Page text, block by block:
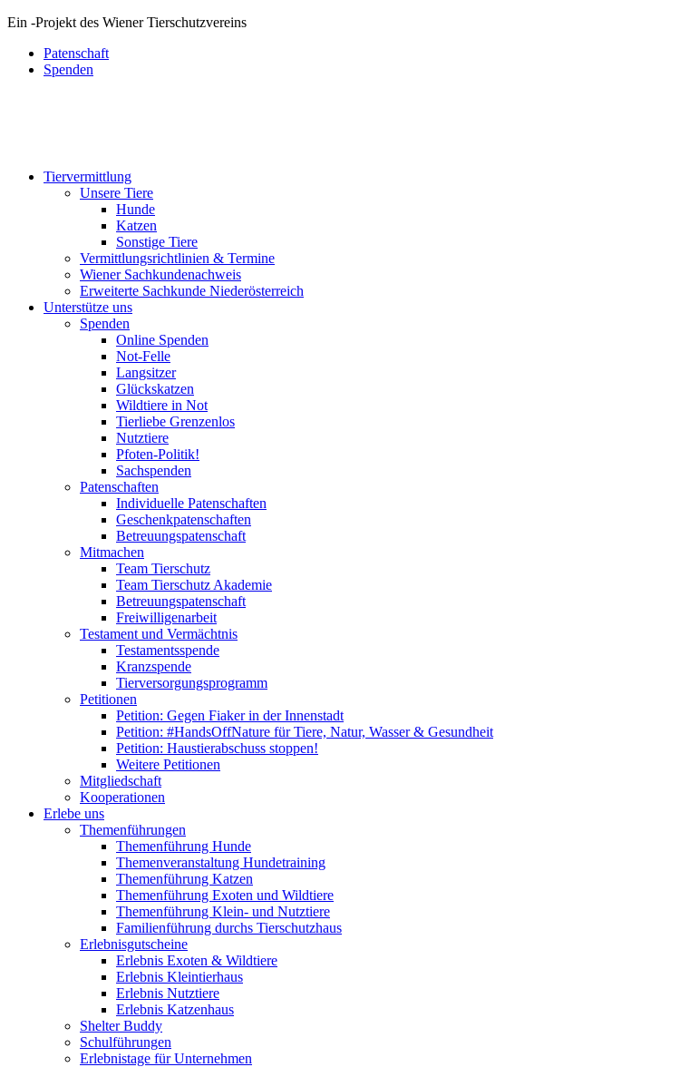
Ein -Projekt des Wiener Tierschutzvereins
Patenschaft
Spenden
Tiervermittlung
Unsere Tiere
Hunde
Katzen
Sonstige Tiere
Vermittlungsrichtlinien & Termine
Wiener Sachkundenachweis
Erweiterte Sachkunde Niederösterreich
Unterstütze uns
Spenden
Online Spenden
Not-Felle
Langsitzer
Glückskatzen
Wildtiere in Not
Tierliebe Grenzenlos
Nutztiere
Pfoten-Politik!
Sachspenden
Patenschaften
Individuelle Patenschaften
Geschenkpatenschaften
Betreuungspatenschaft
Mitmachen
Team Tierschutz
Team Tierschutz Akademie
Betreuungspatenschaft
Freiwilligenarbeit
Testament und Vermächtnis
Testamentsspende
Kranzspende
Tierversorgungsprogramm
Petitionen
Petition: Gegen Fiaker in der Innenstadt
Petition: #HandsOffNature für Tiere, Natur, Wasser & Gesundheit
Petition: Haustierabschuss stoppen!
Weitere Petitionen
Mitgliedschaft
Kooperationen
Erlebe uns
Themenführungen
Themenführung Hunde
Themenveranstaltung Hundetraining
Themenführung Katzen
Themenführung Exoten und Wildtiere
Themenführung Klein- und Nutztiere
Familienführung durchs Tierschutzhaus
Erlebnisgutscheine
Erlebnis Exoten & Wildtiere
Erlebnis Kleintierhaus
Erlebnis Nutztiere
Erlebnis Katzenhaus
Shelter Buddy
Schulführungen
Erlebnistage für Unternehmen